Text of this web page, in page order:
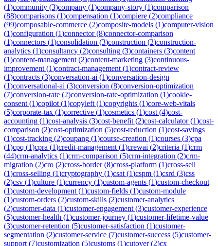
(1)community (3)company (1)company-story (1)comparison
(88)comparisons (1)compensation (1)compiere (2)compliance
(99)composable-commerce (2)composite-models (1)computer-vision
(1)configuration (1)connector(8)connector-comparison
(1)connectors (1)consolidation (3)construction (2)construction-
analytics (1)consultancy (2)consulting (3)containers (3)content
(1)content-management (2)content-marketing (3)continuous-
improvement (1)contract-management (1)contract-review
(1)contracts (3)conversation-ai (1)conversation-design
(1)conversational-ai (3)conversion (8)conversion-optimization
(7)conversion-rate (2)conversion-rate-optimization (1)cookie-
consent (1)copilot (1)copyleft (1)copyrights (1)core-web-vitals
(5)corporate-tax (1)corrective (1)cosmetics (1)cost (4)cost-
accounting (1)cost-analysis (3)cost-benefit (2)cost-calculator(1)cost-
comparison (2)cost-optimization (5)cost-reduction (1)cost-savings
(1)cost-tracking (2)coupang (1)course-creation (1)courses (3)cpa
(1)cpq (1)cpra (1)credit-management (1)crewai (2)criteria (1)crm
(44)crm-analytics (1)crm-comparison (5)crm-integration (2)crm-
migration (2)cro (2)cross-border(8)cross-platform (1)cross-sell
(1)cross-selling (1)cryptography (1)csat (1)cspm (1)csrd (3)css
(2)csv (1)culture (1)currency (1)custom-agents (1)custom-checkout
(1)custom-development (1)custom-fields (1)custom-module
(1)custom-orders (2)custom-skills (2)customer-analytics
(2)customer-data (1)customer-engagement (3)customer-experience
(5)customer-health (1)customer-journey (1)customer-lifetime-value
(3)customer-retention (5)customer-satisfaction (1)customer-
segmentation (2)customer-service (7)customer-success (5)customer-
support (7)customization (5)customs (1)cutover(2)cx